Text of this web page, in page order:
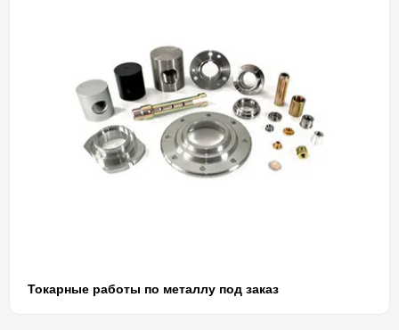
Токарные работы по металлу под заказ